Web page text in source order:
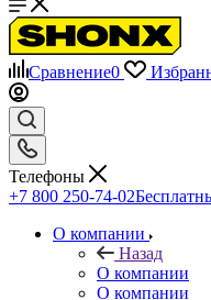
Сравнение0
Телефоны
+7 800 250-74-02
О компании
Назад
О компании
О компании